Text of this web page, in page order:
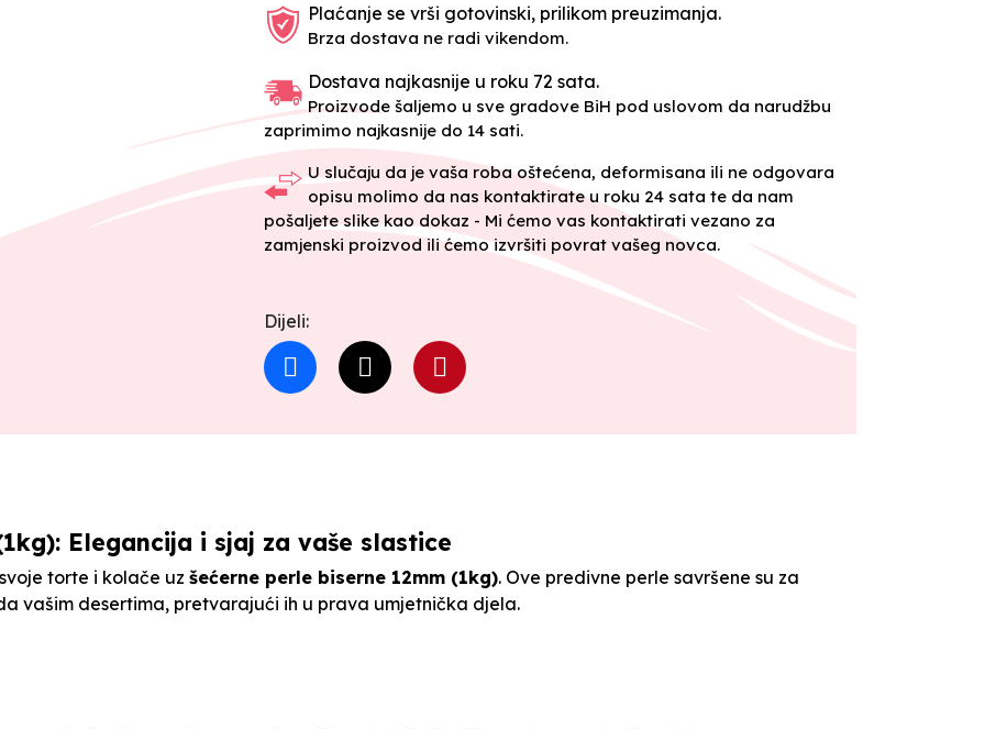
Plaćanje se vrši gotovinski, prilikom preuzimanja.
Brza dostava ne radi vikendom.
Dostava najkasnije u roku 72 sata.
Proizvode šaljemo u sve gradove BiH pod uslovom da narudžbu
zaprimimo najkasnije do 14 sati.
U slučaju da je vaša roba oštećena, deformisana ili ne odgovara
opisu molimo da nas kontaktirate u roku 24 sata te da nam
pošaljete slike kao dokaz - Mi ćemo vas kontaktirati vezano za
zamjenski proizvod ili ćemo izvršiti povrat vašeg novca.
Dijeli:
Elegancija i sjaj za vaše slastice
torte i kolače uz šećerne perle biserne 12mm (1kg). Ove predivne perle savršene su za
vašim desertima, pretvarajući ih u prava umjetnička djela.